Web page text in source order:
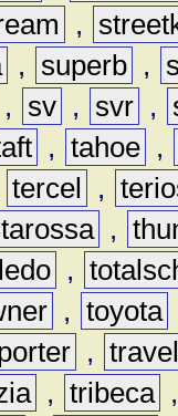
,
, superb ,
, sv , svr ,
, tahoe ,
tercel ,
,
,
, toyota
,
, tribeca